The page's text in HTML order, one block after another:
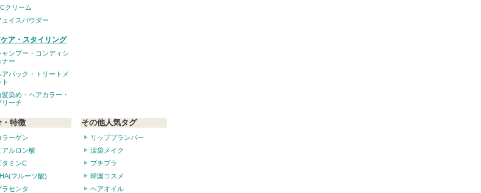
クリーム
ェイスパウダー
ア・スタイリング
ャンプー・コンディシ
ナー
アパック・トリートメ
ト
髪染め・ヘアカラー・
リーチ
・特徴
ラーゲン
アルロン酸
タミンC
フルーツ酸)
ラセンタ
その他人気タグ
リッププランパー
涙袋メイク
プチプラ
韓国コスメ
ヘアオイル